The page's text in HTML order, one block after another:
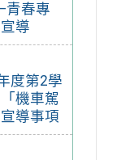
青春專
導
度第2學
機車駕
導事項